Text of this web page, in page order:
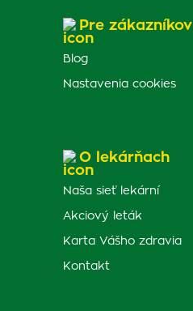
Pre zákazníkov
Blog
Nastavenia cookies
O lekárňach
Naša sieť lekární
Akciový leták
Karta Vášho zdravia
Kontakt